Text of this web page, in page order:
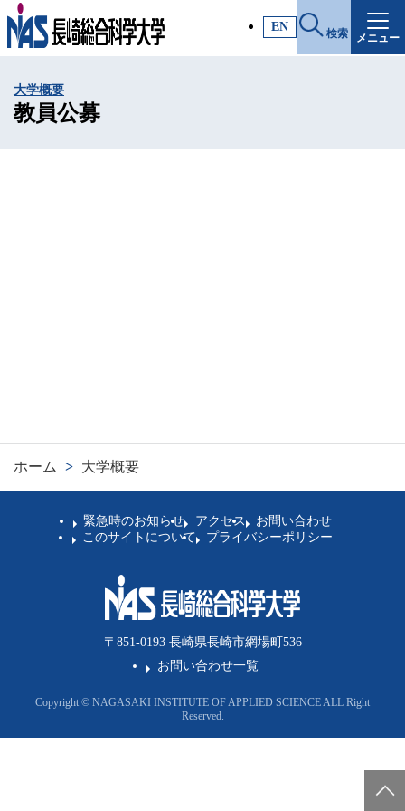
EN 検索 メニュー
施設・アクセス
入試情報
各種証明書
お問い合わせ
緊急時のお知らせ
このサイトについて
プライバシーポリシー
お問い合わせフォーム
閉じる
大学概要
教員公募
ホーム > 大学概要
緊急時のお知らせ アクセス
お問い合わせ
このサイトについて
プライバシーポリシー
〒851-0193 長崎県長崎市網場町536
お問い合わせ一覧
Copyright © NAGASAKI INSTITUTE OF APPLIED SCIENCE ALL Right
Reserved.